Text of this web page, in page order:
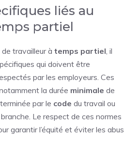
liés au
partiel
travailleur à temps partiel , il
qui doivent être
par les employeurs. Ces
la durée minimale de
par le code du travail ou
Le respect de ces normes
garantir l’équité et éviter les abus